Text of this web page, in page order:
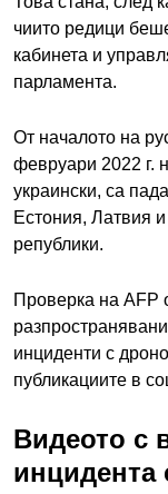
чиито редици
кабинета и
парламента.
От началото на
февруари 2022 г.
украински, са
Естония, Латвия
републики.
Проверка на AFP
инциденти с
публикациите в
Видеото с
инцидента